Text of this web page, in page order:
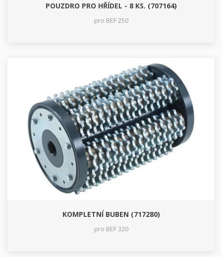
POUZDRO PRO HŘÍDEL - 8 KS. (707164)
pro BEF 250
KOMPLETNÍ BUBEN (717280)
pro BEF 320